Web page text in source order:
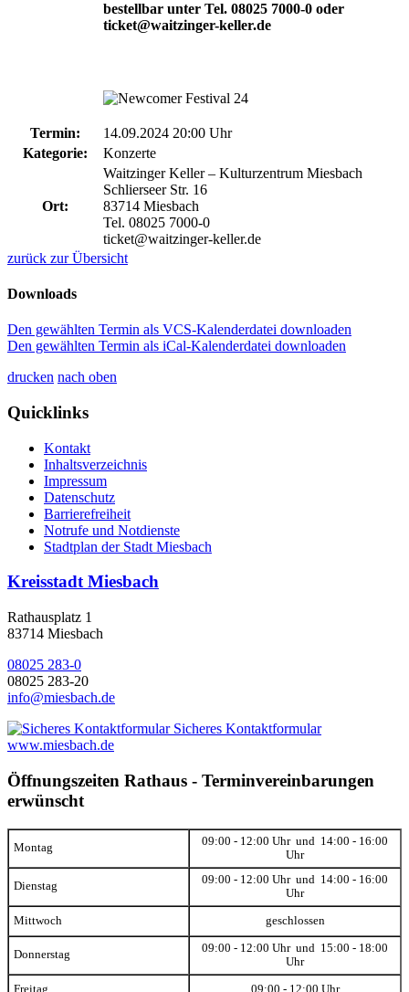
bestellbar unter Tel. 08025 7000-0 oder
ticket@waitzinger-keller.de
Termin:
14.09.2024 20:00 Uhr
Kategorie:
Konzerte
Ort:
Waitzinger Keller – Kulturzentrum Miesbach
Schlierseer Str. 16
83714 Miesbach
Tel. 08025 7000-0
ticket@waitzinger-keller.de
zurück zur Übersicht
Downloads
Den gewählten Termin als VCS-Kalenderdatei downloaden
Den gewählten Termin als iCal-Kalenderdatei downloaden
drucken nach oben
Quicklinks
Kontakt
Inhaltsverzeichnis
Impressum
Datenschutz
Barrierefreiheit
Notrufe und Notdienste
Stadtplan der Stadt Miesbach
Kreisstadt Miesbach
Rathausplatz 1
83714 Miesbach
08025 283-0
08025 283-20
info@miesbach.de
Sicheres Kontaktformular
www.miesbach.de
Öffnungszeiten Rathaus - Terminvereinbarungen
erwünscht
Montag
09:00 - 12:00 Uhr und 14:00 - 16:00
Uhr
Dienstag
09:00 - 12:00 Uhr und 14:00 - 16:00
Uhr
Mittwoch geschlossen
Donnerstag
09:00 - 12:00 Uhr und 15:00 - 18:00
Uhr
Freitag 09:00 - 12:00 Uhr